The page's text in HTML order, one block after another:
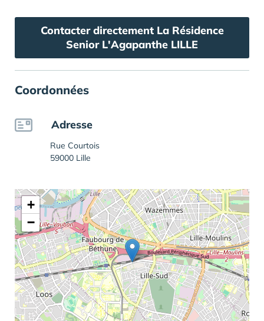
Contacter directement La Résidence
Senior L'Agapanthe LILLE
Coordonnées
Adresse
Rue Courtois
59000 Lille
+
−